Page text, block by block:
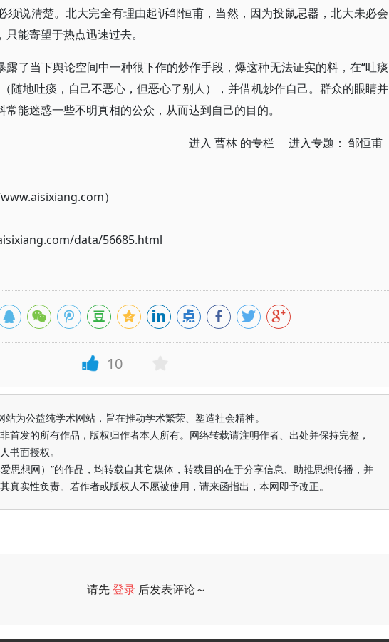
须说清楚。北大完全有理由起诉邹恒甫，当然，因为投鼠忌器，北大未必会
能寄望于热点迅速过去。
露了当下舆论空间中一种很下作的炒作手段，爆这种无法证实的料，在“吐痰
随地吐痰，自己不恶心，但恶心了别人），并借机炒作自己。群众的眼睛并
能迷惑一些不明真相的公众，从而达到自己的目的。
进入 曹林 的专栏 进入专题： 邹恒甫
）
data/56685.html
10
为公益纯学术网站，旨在推动学术繁荣、塑造社会精神。
首发的所有作品，版权归作者本人所有。网络转载请注明作者、出处并保持完整，
书面授权。
思想网）”的作品，均转载自其它媒体，转载目的在于分享信息、助推思想传播，并
真实性负责。若作者或版权人不愿被使用，请来函指出，本网即予改正。
请先登录 后发表评论～